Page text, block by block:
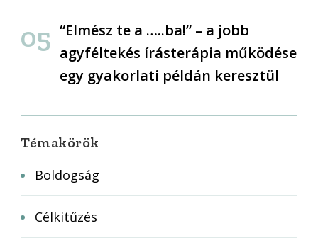
“Elmész te a …..ba!” – a jobb
agyféltekés írásterápia működése
egy gyakorlati példán keresztül
Témakörök
Boldogság
Célkitűzés